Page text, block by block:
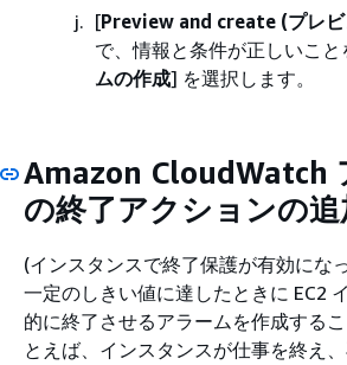
[Preview and create (プレビ
で、情報と条件が正しいこ
ムの作成] を選択します。
Amazon CloudWatch
の終了アクションの追
(インスタンスで終了保護が有効にな
一定のしきい値に達したときに EC2
的に終了させるアラームを作成する
とえば、インスタンスが仕事を終え